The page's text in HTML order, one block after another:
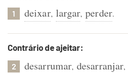
1 deixar, largar, perder.
Contrário de ajeitar:
2 desarrumar, desarranjar,